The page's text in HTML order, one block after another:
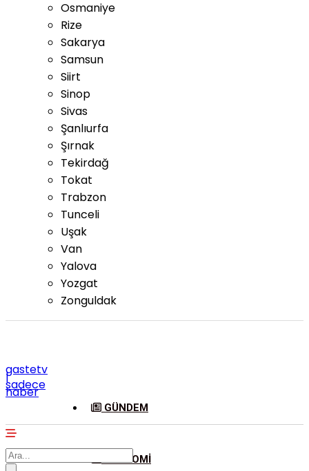
Osmaniye
Rize
Sakarya
Samsun
Siirt
Sinop
Sivas
Şanlıurfa
Şırnak
Tekirdağ
Tokat
Trabzon
Tunceli
Uşak
Van
Yalova
Yozgat
Zonguldak
gastetv
|
sadece
haber
GÜNDEM
EKONOMI